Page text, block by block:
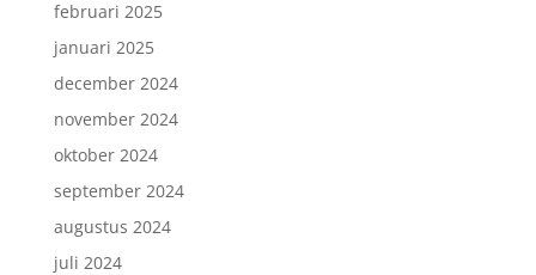
februari 2025
januari 2025
december 2024
november 2024
oktober 2024
september 2024
augustus 2024
juli 2024